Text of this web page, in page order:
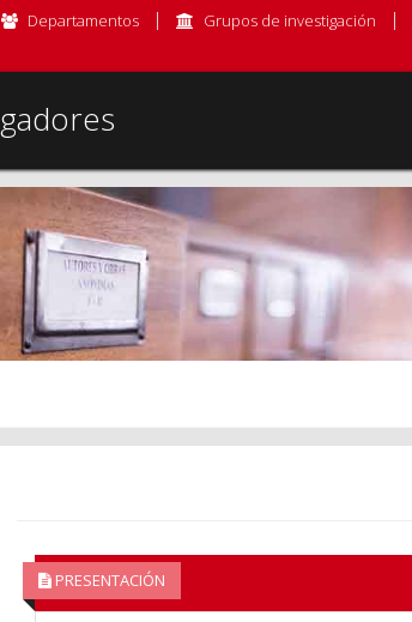
Departamentos Grupos de investigación
PRESENTACIÓN